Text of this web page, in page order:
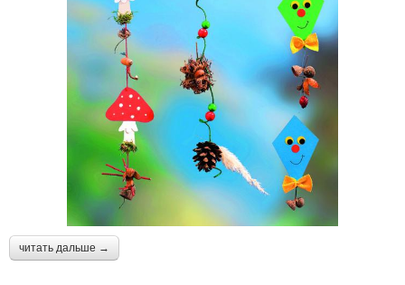
читать дальше →